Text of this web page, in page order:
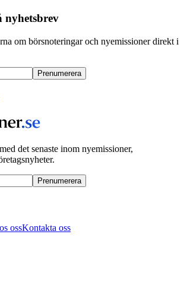
nyhetsbrev
om börsnoteringar och nyemissioner direkt i
Prenumerera
det senaste inom nyemissioner,
Prenumerera
ossKontakta oss